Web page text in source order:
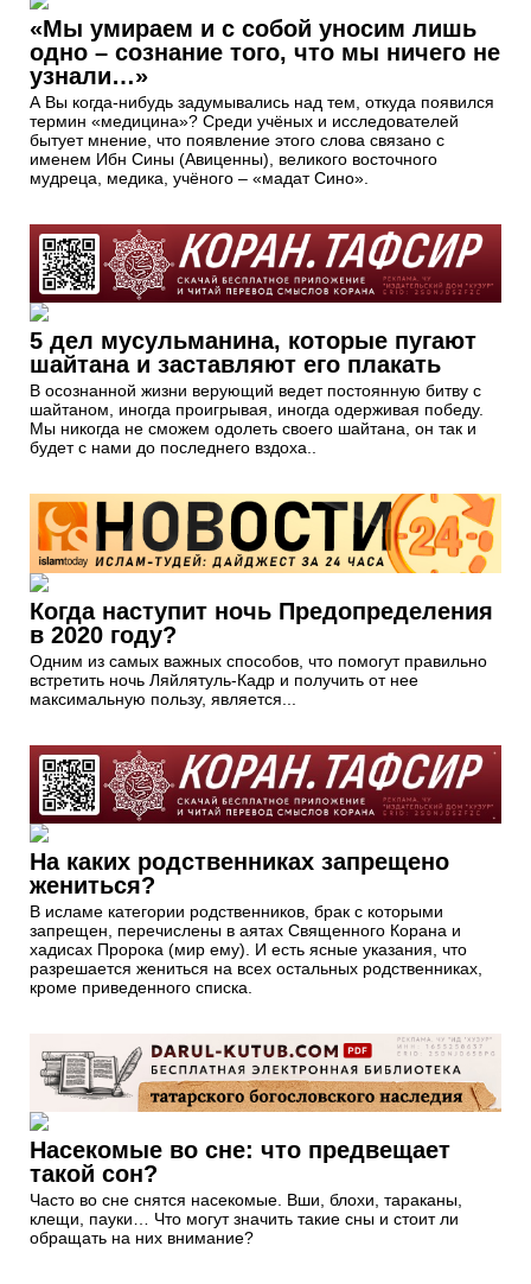
«Мы умираем и с собой уносим лишь
одно – сознание того, что мы ничего не
узнали…»
А Вы когда-нибудь задумывались над тем, откуда появился
термин «медицина»? Среди учёных и исследователей
бытует мнение, что появление этого слова связано с
именем Ибн Сины (Авиценны), великого восточного
мудреца, медика, учёного – «мадат Сино».
5 дел мусульманина, которые пугают
шайтана и заставляют его плакать
В осознанной жизни верующий ведет постоянную битву с
шайтаном, иногда проигрывая, иногда одерживая победу.
Мы никогда не сможем одолеть своего шайтана, он так и
будет с нами до последнего вздоха..
Когда наступит ночь Предопределения
в 2020 году?
Одним из самых важных способов, что помогут правильно
встретить ночь Ляйлятуль-Кадр и получить от нее
максимальную пользу, является...
На каких родственниках запрещено
жениться?
В исламе категории родственников, брак с которыми
запрещен, перечислены в аятах Священного Корана и
хадисах Пророка (мир ему). И есть ясные указания, что
разрешается жениться на всех остальных родственниках,
кроме приведенного списка.
Насекомые во сне: что предвещает
такой сон?
Часто во сне снятся насекомые. Вши, блохи, тараканы,
клещи, пауки… Что могут значить такие сны и стоит ли
обращать на них внимание?